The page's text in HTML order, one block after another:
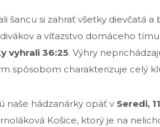
šancu si zahrať všetky dievčatá
a víťazstvo domáceho
vyhrali 36:25. Výhry
spôsobom charakterizuje celý
naše hádzanárky opäť v Seredi,
Košice, ktorý je na